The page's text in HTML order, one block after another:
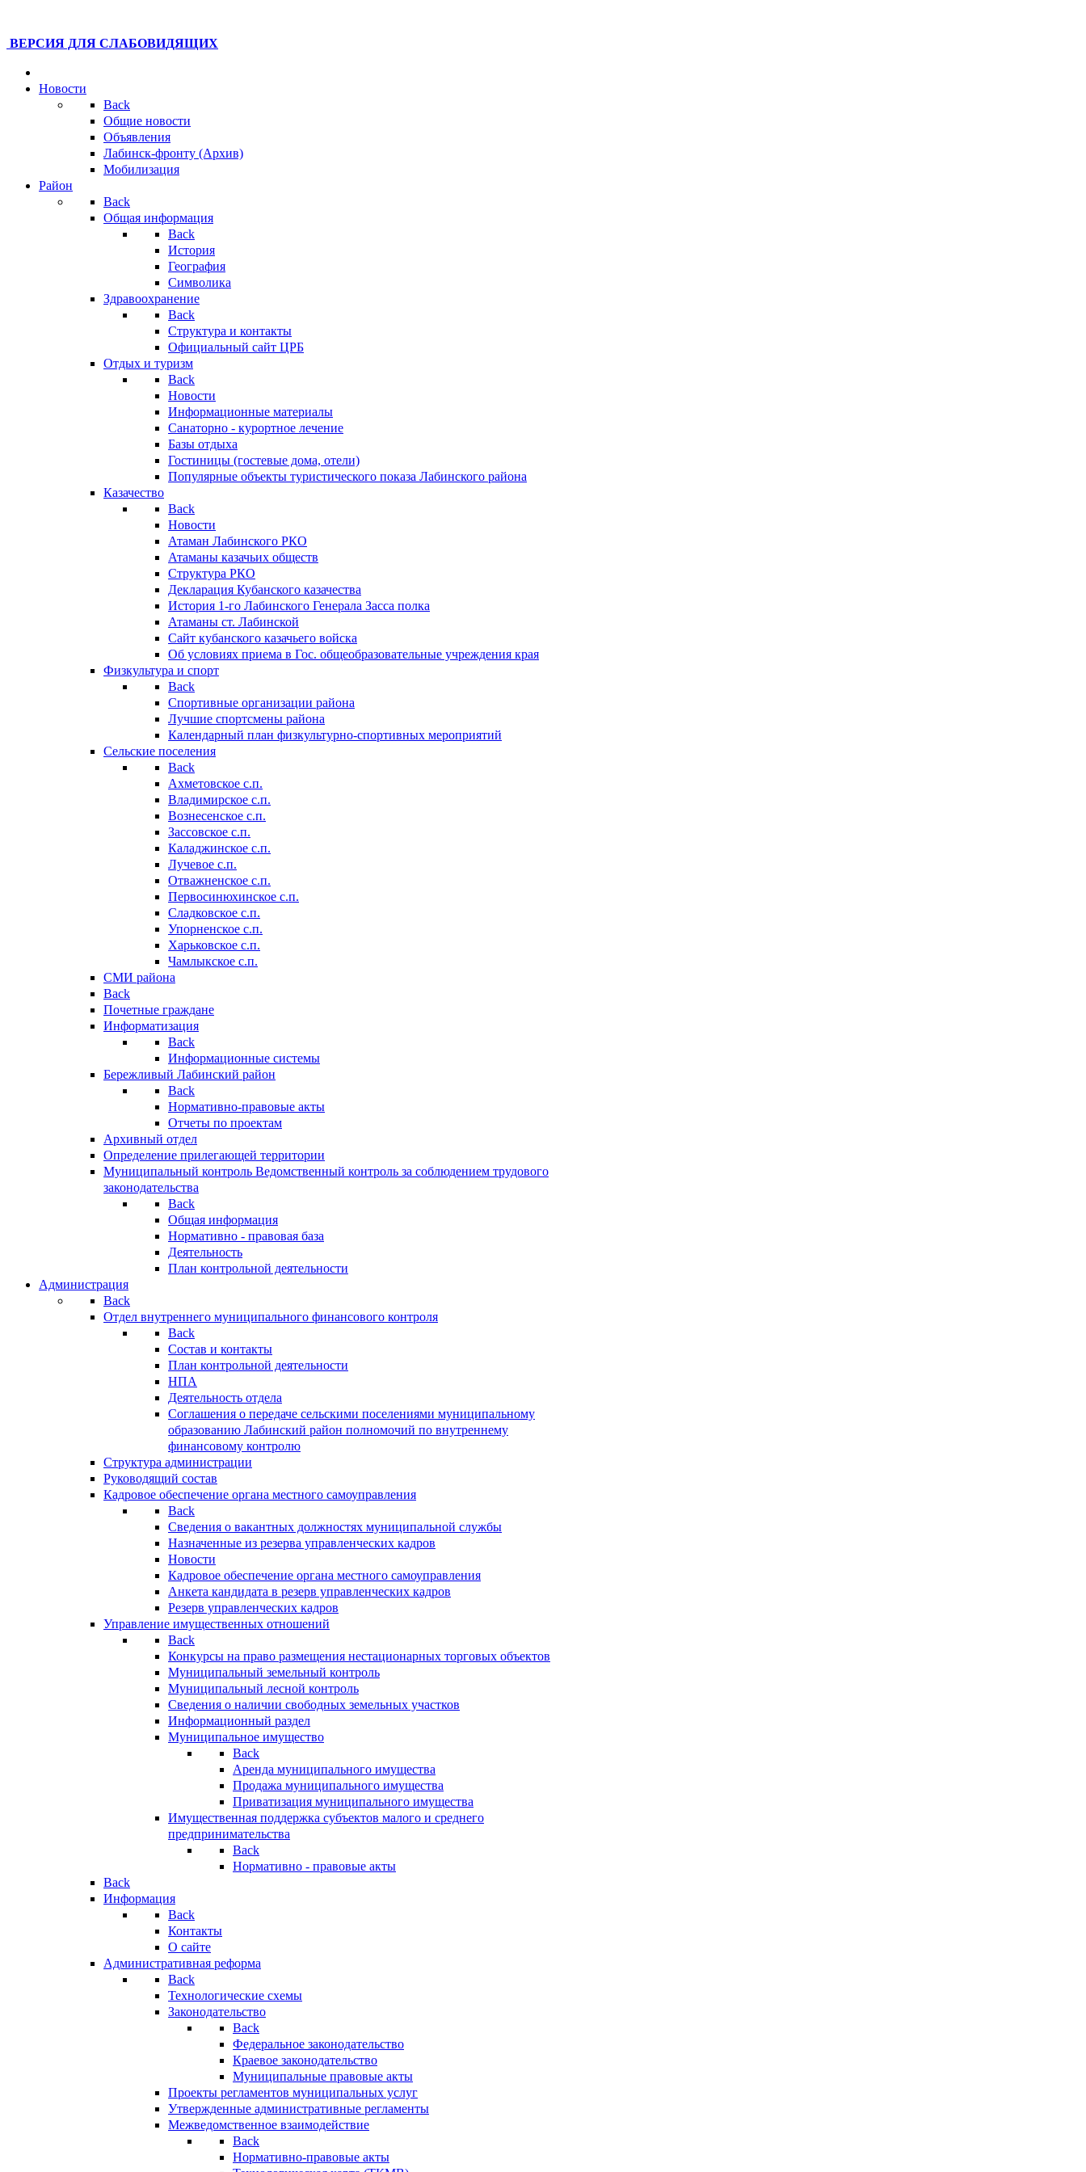
ВЕРСИЯ ДЛЯ СЛАБОВИДЯЩИХ
Новости
Back
Общие новости
Объявления
Лабинск-фронту (Архив)
Мобилизация
Район
Back
Общая информация
Back
История
География
Символика
Здравоохранение
Back
Структура и контакты
Официальный сайт ЦРБ
Отдых и туризм
Back
Новости
Информационные материалы
Санаторно - курортное лечение
Базы отдыха
Гостиницы (гостевые дома, отели)
Популярные объекты туристического показа Лабинского района
Казачество
Back
Новости
Атаман Лабинского РКО
Атаманы казачьих обществ
Структура РКО
Декларация Кубанского казачества
История 1-го Лабинского Генерала Засса полка
Атаманы ст. Лабинской
Cайт кубанского казачьего войска
Об условиях приема в Гос. общеобразовательные учреждения края
Физкультура и спорт
Back
Спортивные организации района
Лучшие спортсмены района
Календарный план физкультурно-спортивных мероприятий
Сельские поселения
Back
Ахметовское с.п.
Владимирское с.п.
Вознесенское с.п.
Зассовское с.п.
Каладжинское с.п.
Лучевое с.п.
Отважненское с.п.
Первосинюхинское с.п.
Сладковское с.п.
Упорненское с.п.
Харьковское с.п.
Чамлыкское с.п.
СМИ района
Back
Почетные граждане
Информатизация
Back
Информационные системы
Бережливый Лабинский район
Back
Нормативно-правовые акты
Отчеты по проектам
Архивный отдел
Определение прилегающей территории
Муниципальный контроль Ведомственный контроль за соблюдением трудового
законодательства
Back
Общая информация
Нормативно - правовая база
Деятельность
План контрольной деятельности
Администрация
Back
Отдел внутреннего муниципального финансового контроля
Back
Состав и контакты
План контрольной деятельности
НПА
Деятельность отдела
Соглашения о передаче сельскими поселениями муниципальному
образованию Лабинский район полномочий по внутреннему
финансовому контролю
Структура администрации
Руководящий состав
Кадровое обеспечение органа местного самоуправления
Back
Сведения о вакантных должностях муниципальной службы
Назначенные из резерва управленческих кадров
Новости
Кадровое обеспечение органа местного самоуправления
Анкета кандидата в резерв управленческих кадров
Резерв управленческих кадров
Управление имущественных отношений
Back
Конкурсы на право размещения нестационарных торговых объектов
Муниципальный земельный контроль
Муниципальный лесной контроль
Сведения о наличии свободных земельных участков
Информационный раздел
Муниципальное имущество
Back
Аренда муниципального имущества
Продажа муниципального имущества
Приватизация муниципального имущества
Имущественная поддержка субъектов малого и среднего
предпринимательства
Back
Нормативно - правовые акты
Back
Информация
Back
Контакты
О сайте
Административная реформа
Back
Технологические схемы
Законодательство
Back
Федеральное законодательство
Краевое законодательство
Муниципальные правовые акты
Проекты регламентов муниципальных услуг
Утвержденные административные регламенты
Межведомственное взаимодействие
Back
Нормативно-правовые акты